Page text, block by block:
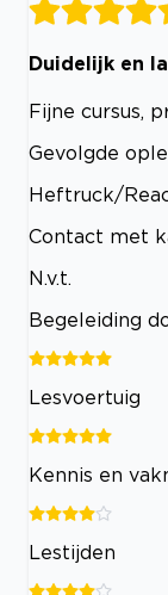
Duidelijk en
Fijne cursus,
Gevolgde
Heftruck/
Contact met
N.v.t.
Begeleiding
Lesvoertuig
Kennis en
Lestijden